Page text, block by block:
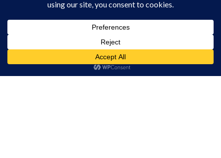
Am înțeles!
Acest site folosește cookies. Navigând în continuare, vă exprimați acordul asupra folosirii
cookie-urilor.
Primăria Comunei Ceanu Mare sprijină
programul gratuit de screening pentru
depistarea precoce a cancerului
colorectal
29 IULIE 2026, 09:07